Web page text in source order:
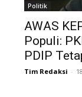
Politik
AWAS
Populi:
PDIP
Tim Redaksi -